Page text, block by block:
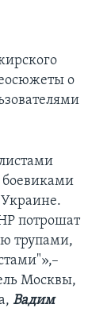
о
боевиками
потрошат
трупами,
Москвы,
Вадим